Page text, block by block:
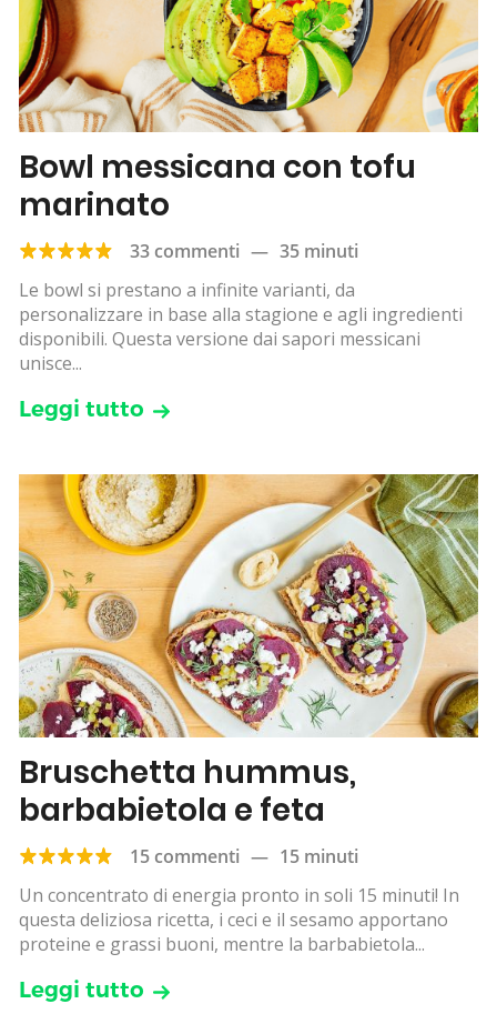
Bowl messicana con tofu
marinato
33 commenti — 35 minuti
Le bowl si prestano a infinite varianti, da
personalizzare in base alla stagione e agli ingredienti
disponibili. Questa versione dai sapori messicani
unisce...
Leggi tutto
Bruschetta hummus,
barbabietola e feta
15 commenti — 15 minuti
Un concentrato di energia pronto in soli 15 minuti! In
questa deliziosa ricetta, i ceci e il sesamo apportano
proteine e grassi buoni, mentre la barbabietola...
Leggi tutto